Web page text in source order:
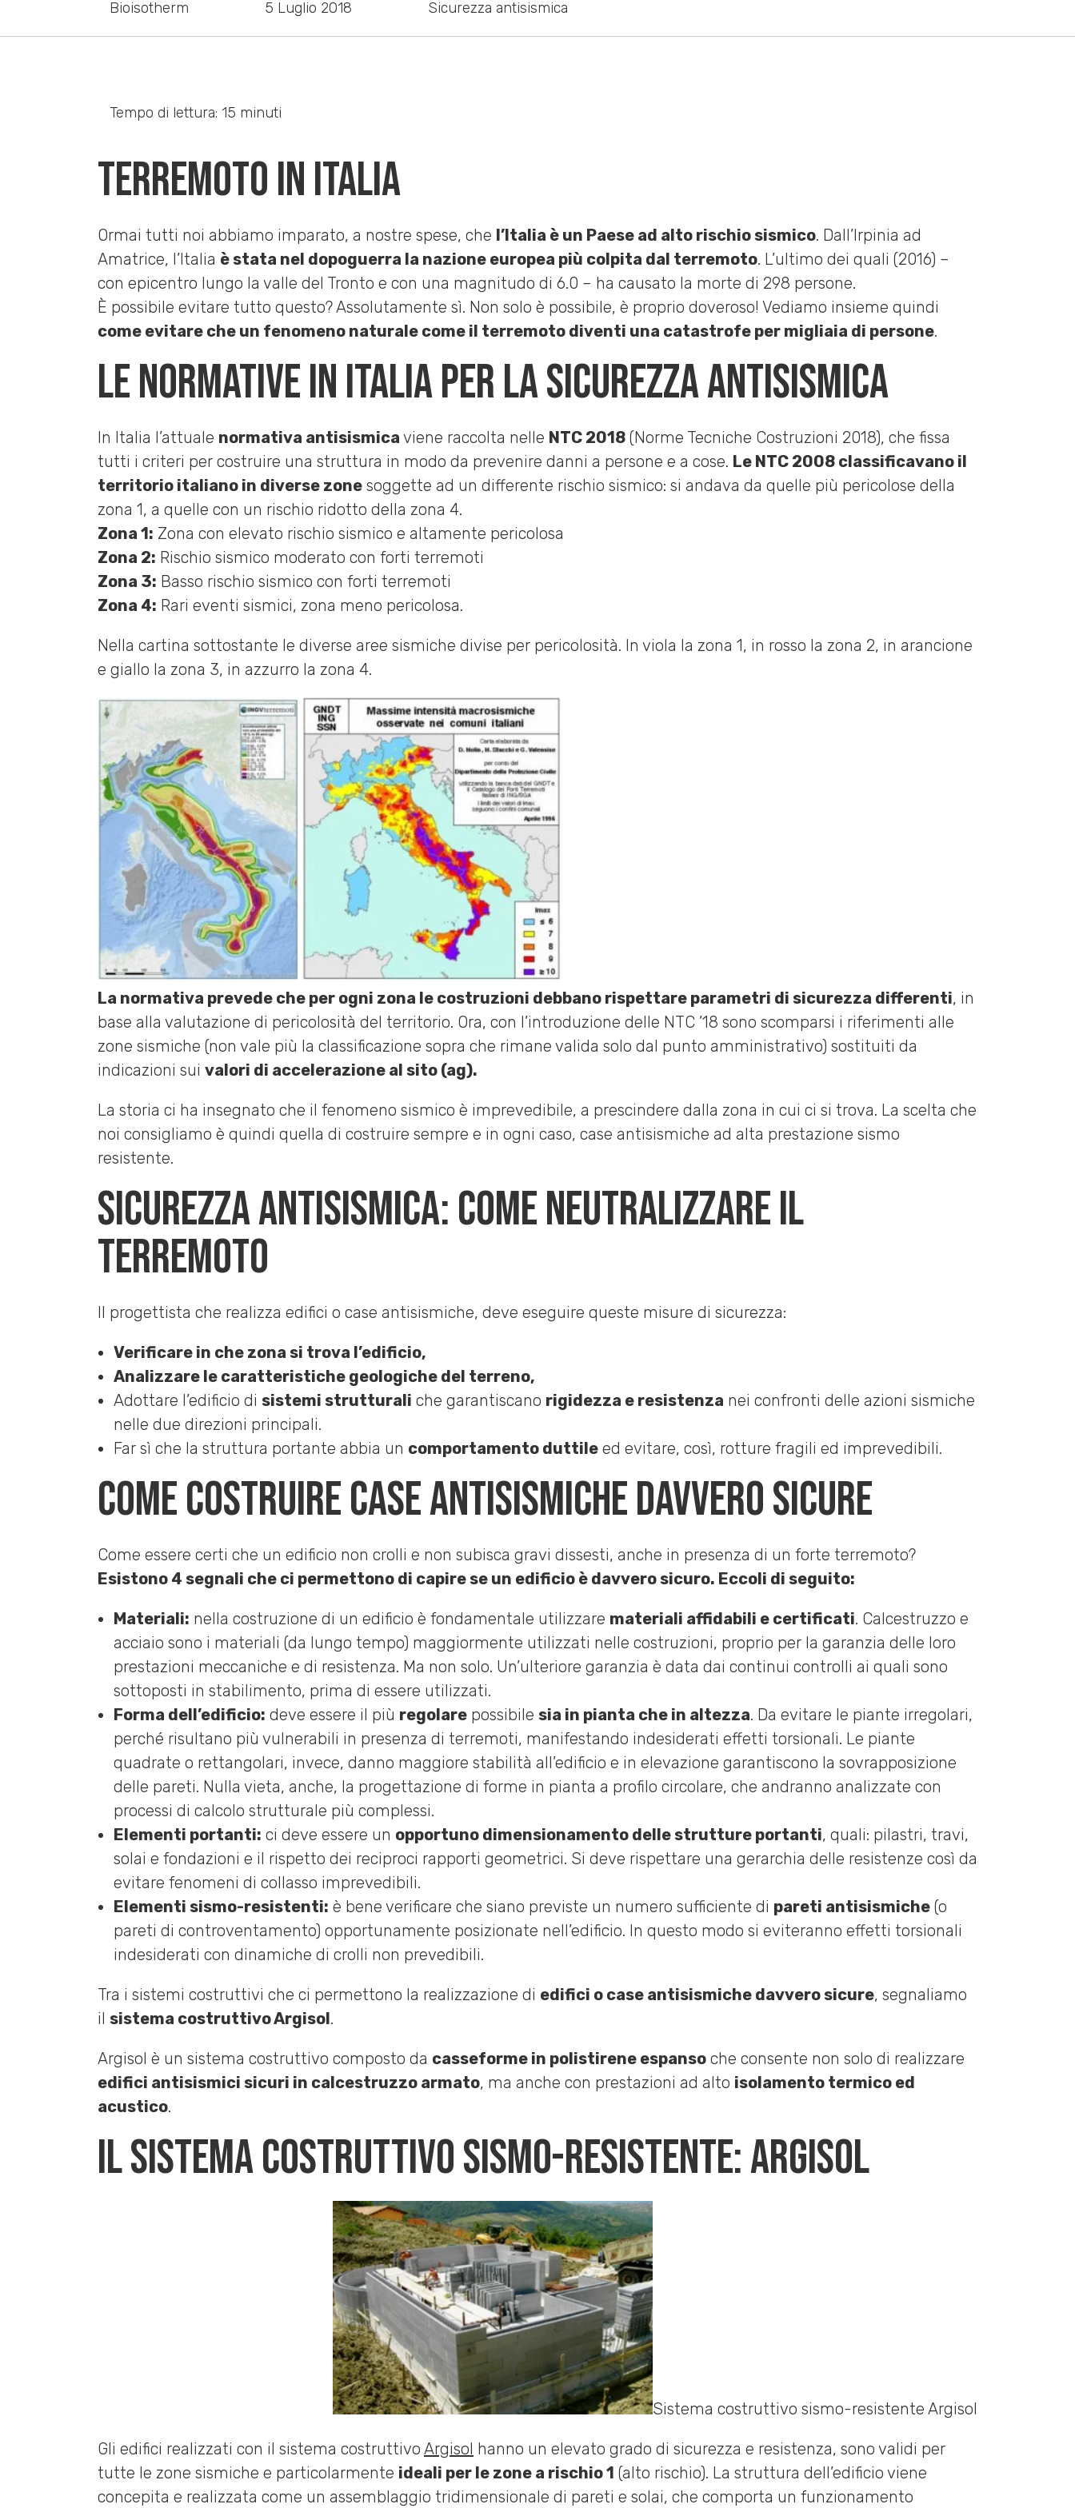
Bioisotherm 5 Luglio 2018 Sicurezza antisismica
Tempo di lettura: 15 minuti
Terremoto in Italia
Ormai tutti noi abbiamo imparato, a nostre spese, che l’Italia è un Paese ad alto rischio sismico. Dall’Irpinia ad
Amatrice, l’Italia è stata nel dopoguerra la nazione europea più colpita dal terremoto. L’ultimo dei quali (2016) –
con epicentro lungo la valle del Tronto e con una magnitudo di 6.0 – ha causato la morte di 298 persone.
È possibile evitare tutto questo? Assolutamente sì. Non solo è possibile, è proprio doveroso! Vediamo insieme quindi
come evitare che un fenomeno naturale come il terremoto diventi una catastrofe per migliaia di persone.
Le normative in Italia per la sicurezza antisismica
In Italia l’attuale normativa antisismica viene raccolta nelle NTC 2018 (Norme Tecniche Costruzioni 2018), che fissa
tutti i criteri per costruire una struttura in modo da prevenire danni a persone e a cose. Le NTC 2008 classificavano il
territorio italiano in diverse zone soggette ad un differente rischio sismico: si andava da quelle più pericolose della
zona 1, a quelle con un rischio ridotto della zona 4.
Zona 1: Zona con elevato rischio sismico e altamente pericolosa
Zona 2: Rischio sismico moderato con forti terremoti
Zona 3: Basso rischio sismico con forti terremoti
Zona 4: Rari eventi sismici, zona meno pericolosa.
Nella cartina sottostante le diverse aree sismiche divise per pericolosità. In viola la zona 1, in rosso la zona 2, in arancione
e giallo la zona 3, in azzurro la zona 4.
La normativa prevede che per ogni zona le costruzioni debbano rispettare parametri di sicurezza differenti, in
base alla valutazione di pericolosità del territorio. Ora, con l’introduzione delle NTC ’18 sono scomparsi i riferimenti alle
zone sismiche (non vale più la classificazione sopra che rimane valida solo dal punto amministrativo) sostituiti da
indicazioni sui valori di accelerazione al sito (ag).
La storia ci ha insegnato che il fenomeno sismico è imprevedibile, a prescindere dalla zona in cui ci si trova. La scelta che
noi consigliamo è quindi quella di costruire sempre e in ogni caso, case antisismiche ad alta prestazione sismo
resistente.
Sicurezza antisismica: come neutralizzare il
terremoto
Il progettista che realizza edifici o case antisismiche, deve eseguire queste misure di sicurezza:
Verificare in che zona si trova l’edificio,
Analizzare le caratteristiche geologiche del terreno,
Adottare l’edificio di sistemi strutturali che garantiscano rigidezza e resistenza nei confronti delle azioni sismiche
nelle due direzioni principali.
Far sì che la struttura portante abbia un comportamento duttile ed evitare, così, rotture fragili ed imprevedibili.
Come costruire case antisismiche davvero sicure
Come essere certi che un edificio non crolli e non subisca gravi dissesti, anche in presenza di un forte terremoto?
Esistono 4 segnali che ci permettono di capire se un edificio è davvero sicuro. Eccoli di seguito:
Materiali: nella costruzione di un edificio è fondamentale utilizzare materiali affidabili e certificati. Calcestruzzo e
acciaio sono i materiali (da lungo tempo) maggiormente utilizzati nelle costruzioni, proprio per la garanzia delle loro
prestazioni meccaniche e di resistenza. Ma non solo. Un’ulteriore garanzia è data dai continui controlli ai quali sono
sottoposti in stabilimento, prima di essere utilizzati.
Forma dell’edificio: deve essere il più regolare possibile sia in pianta che in altezza. Da evitare le piante irregolari,
perché risultano più vulnerabili in presenza di terremoti, manifestando indesiderati effetti torsionali. Le piante
quadrate o rettangolari, invece, danno maggiore stabilità all’edificio e in elevazione garantiscono la sovrapposizione
delle pareti. Nulla vieta, anche, la progettazione di forme in pianta a profilo circolare, che andranno analizzate con
processi di calcolo strutturale più complessi.
Elementi portanti: ci deve essere un opportuno dimensionamento delle strutture portanti, quali: pilastri, travi,
solai e fondazioni e il rispetto dei reciproci rapporti geometrici. Si deve rispettare una gerarchia delle resistenze così da
evitare fenomeni di collasso imprevedibili.
Elementi sismo-resistenti: è bene verificare che siano previste un numero sufficiente di pareti antisismiche (o
pareti di controventamento) opportunamente posizionate nell’edificio. In questo modo si eviteranno effetti torsionali
indesiderati con dinamiche di crolli non prevedibili.
Tra i sistemi costruttivi che ci permettono la realizzazione di edifici o case antisismiche davvero sicure, segnaliamo
il sistema costruttivo Argisol.
Argisol è un sistema costruttivo composto da casseforme in polistirene espanso che consente non solo di realizzare
edifici antisismici sicuri in calcestruzzo armato, ma anche con prestazioni ad alto isolamento termico ed
acustico.
Il sistema costruttivo sismo-resistente: Argisol
Sistema costruttivo sismo-resistente Argisol
Gli edifici realizzati con il sistema costruttivo Argisol hanno un elevato grado di sicurezza e resistenza, sono validi per
tutte le zone sismiche e particolarmente ideali per le zone a rischio 1 (alto rischio). La struttura dell’edificio viene
concepita e realizzata come un assemblaggio tridimensionale di pareti e solai, che comporta un funzionamento